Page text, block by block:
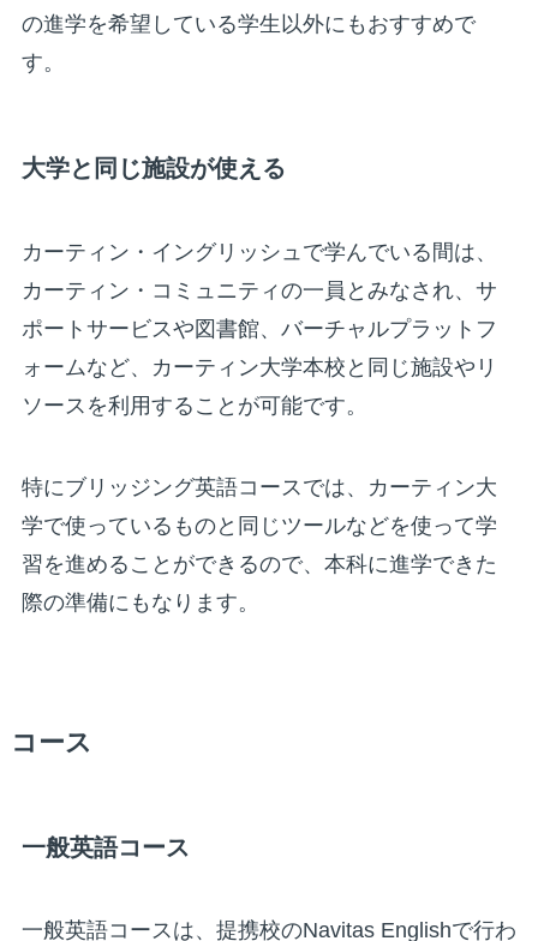
の進学を希望している学生以外にもおすすめで
す。
大学と同じ施設が使える
カーティン・イングリッシュで学んでいる間は、
カーティン・コミュニティの一員とみなされ、サ
ポートサービスや図書館、バーチャルプラットフ
ォームなど、カーティン大学本校と同じ施設やリ
ソースを利用することが可能です。
特にブリッジング英語コースでは、カーティン大
学で使っているものと同じツールなどを使って学
習を進めることができるので、本科に進学できた
際の準備にもなります。
コース
一般英語コース
一般英語コースは、提携校のNavitas Englishで行わ